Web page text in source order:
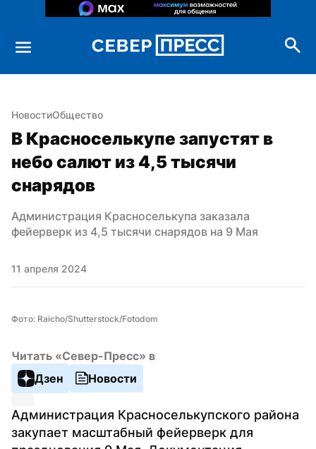
НовостиОбщество
В Красноселькупе запустят в
небо салют из 4,5 тысячи
снарядов
Администрация Красноселькупа заказала
фейерверк из 4,5 тысячи снарядов на 9 Мая
11 апреля 2024
Фото: Raicho/Shutterstock/Fotodom
Читать «Север-Пресс» в
Дзен
Новости
Администрация Красноселькупского района
закупает масштабный фейерверк для